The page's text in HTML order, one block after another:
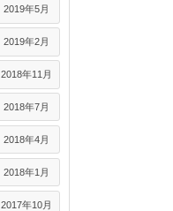
2019年5月
2019年2月
2018年11月
2018年7月
2018年4月
2018年1月
2017年10月